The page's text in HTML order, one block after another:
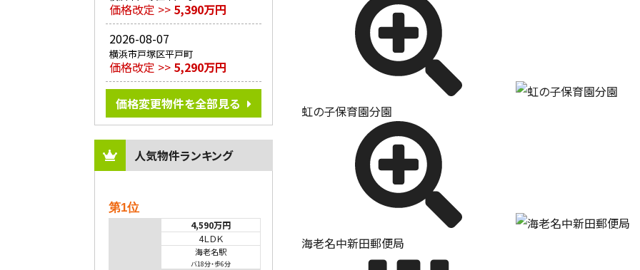
価格改定 >> 5,390万円
2026-08-07
横浜市戸塚区平戸町
価格改定 >> 5,290万円
価格変更物件を全部見る
人気物件ランキング
第1位
4,590万円
4ＬＤＫ
海老名駅
バ18分・歩6分
虹の子保育園分園
海老名中新田郵便局